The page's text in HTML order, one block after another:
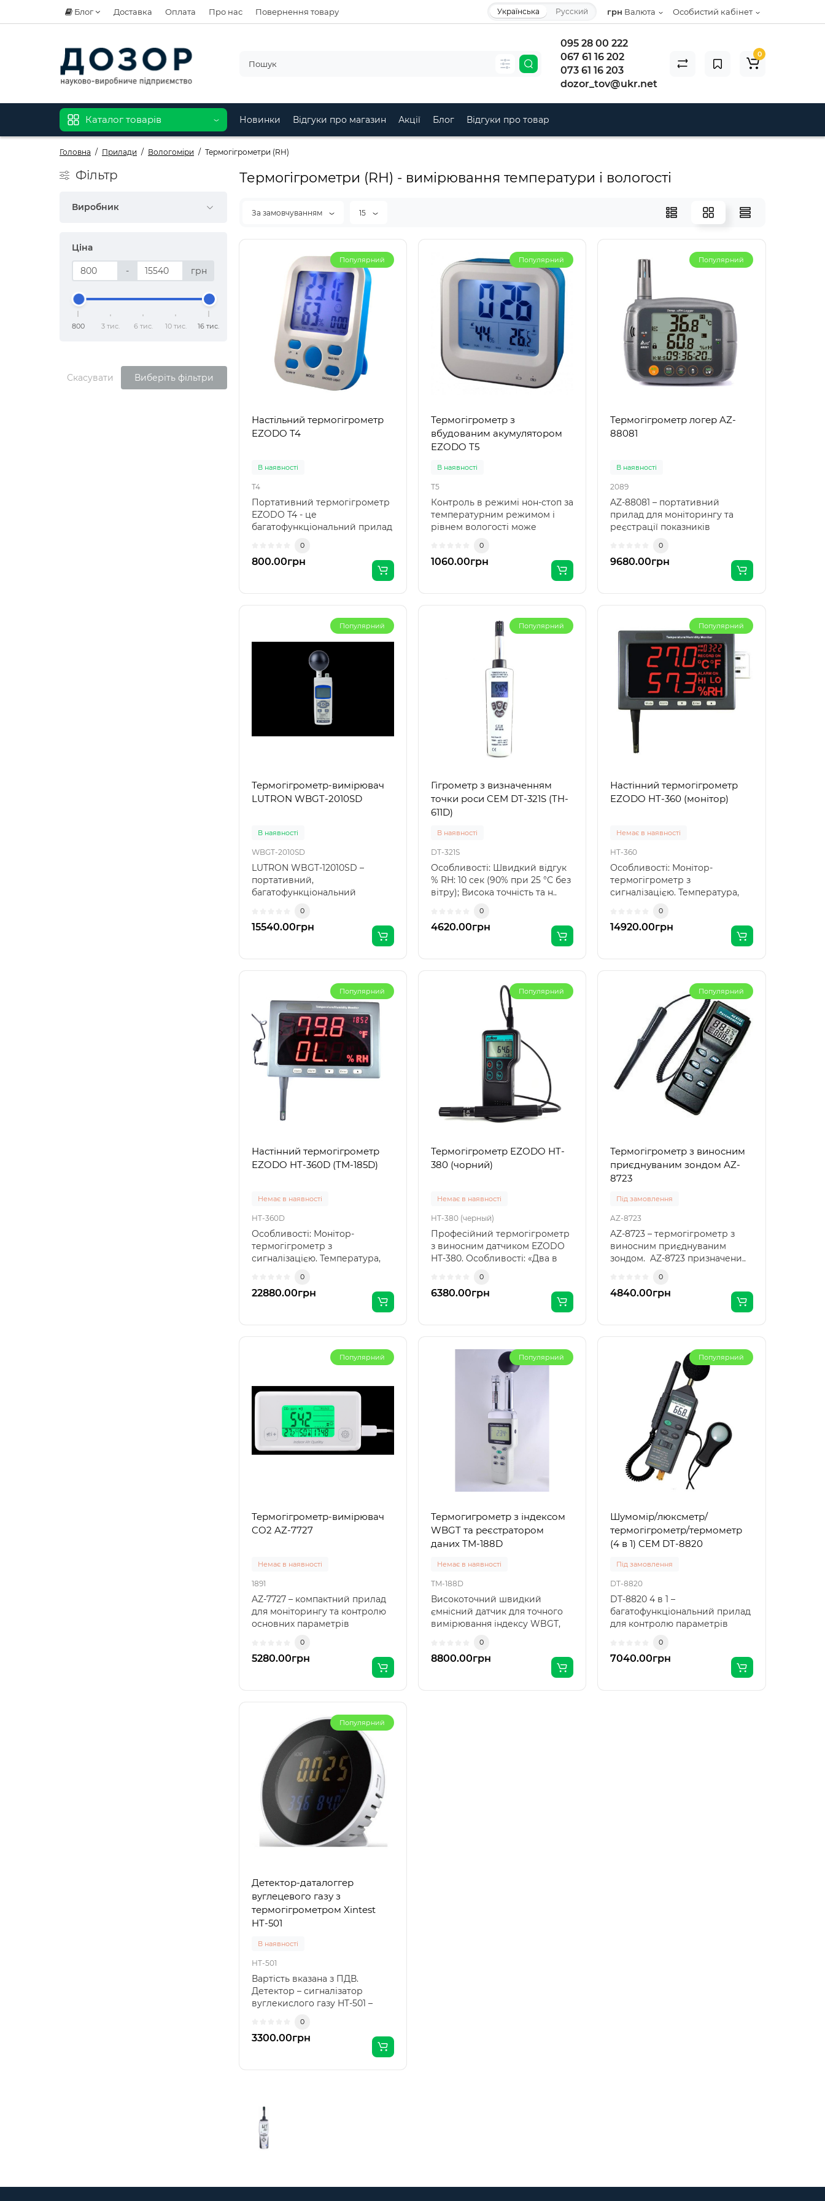
Блог Доставка Оплата Про нас Повернення товару Особистий кабінет
грн Валюта
Українська Русский
095 28 00 222
067 61 16 202
073 61 16 203
dozor_tov@ukr.net
0
Каталог товарів Новинки Відгуки про магазин Акції Блог Відгуки про товар
Головна Прилади Вологоміри Термогігрометри (RH)
Фiльтр
Виробник
Ціна
- грн
800 3 тис. 6 тис. 10 тис. 16 тис.
Скасувати Виберіть фільтри
Термогігрометри (RH) - вимірювання температури і вологості
За замовчуванням 15
Популярний
Настільний термогігрометр
EZODO T4
В наявності
T4
Портативний термогігрометр
EZODO T4 - це
багатофункціональний прилад
0
800.00грн
Популярний
Термогігрометр з
вбудованим акумулятором
EZODO T5
В наявності
T5
Контроль в режимі нон-стоп за
температурним режимом і
рівнем вологості може
0
1060.00грн
Популярний
Термогігрометр логер AZ-
88081
В наявності
2089
AZ-88081 – портативний
прилад для моніторингу та
реєстрації показників
0
9680.00грн
Популярний
Термогігрометр-вимірювач
LUTRON WBGT-2010SD
В наявності
WBGT-2010SD
LUTRON WBGT-12010SD –
портативний,
багатофункціональний
0
15540.00грн
Популярний
Гігрометр з визначенням
точки роси CEM DT-321S (TH-
611D)
В наявності
DT-321S
Особливості: Швидкий відгук
% RH: 10 сек (90% при 25 °С без
вітру); Висока точність та н..
0
4620.00грн
Популярний
Настінний термогігрометр
EZODO HT-360 (монітор)
Немає в наявності
HT-360
Особливості: Монітор-
термогігрометр з
сигналізацією. Температура,
0
14920.00грн
Популярний
Настінний термогігрометр
EZODO HT-360D (TM-185D)
Немає в наявності
HT-360D
Особливості: Монітор-
термогігрометр з
сигналізацією. Температура,
0
22880.00грн
Популярний
Термогігрометр EZODO HT-
380 (чорний)
Немає в наявності
HT-380 (черный)
Професійний термогігрометр
з виносним датчиком EZODO
HT-380. Особливості: «Два в
0
6380.00грн
Популярний
Термогігрометр з виносним
приєднуваним зондом AZ-
8723
Під замовлення
AZ-8723
AZ-8723 – термогігрометр з
виносним приєднуваним
зондом. AZ-8723 призначени..
0
4840.00грн
Популярний
Термогігрометр-вимірювач
CO2 AZ-7727
Немає в наявності
1891
AZ-7727 – компактний прилад
для моніторингу та контролю
основних параметрів
0
5280.00грн
Популярний
Термогигрометр з індексом
WBGT та реєстратором
даних TM-188D
Немає в наявності
TM-188D
Високоточний швидкий
ємнісний датчик для точного
вимірювання індексу WBGT,
0
8800.00грн
Популярний
Шумомір/люксметр/
термогігрометр/термометр
(4 в 1) CEM DT-8820
Під замовлення
DT-8820
DT-8820 4 в 1 –
багатофункціональний прилад
для контролю параметрів
0
7040.00грн
Популярний
Детектор-даталоггер
вуглецевого газу з
термогігрометром Xintest
HT-501
В наявності
НТ-501
Вартість вказана з ПДВ.
Детектор – сигналізатор
вуглекислого газу HT-501 –
0
3300.00грн